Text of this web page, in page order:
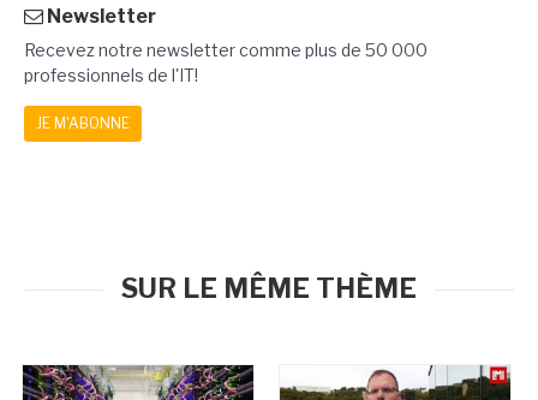
Newsletter
Recevez notre newsletter comme plus de 50 000
professionnels de l'IT!
JE M'ABONNE
SUR LE MÊME THÈME